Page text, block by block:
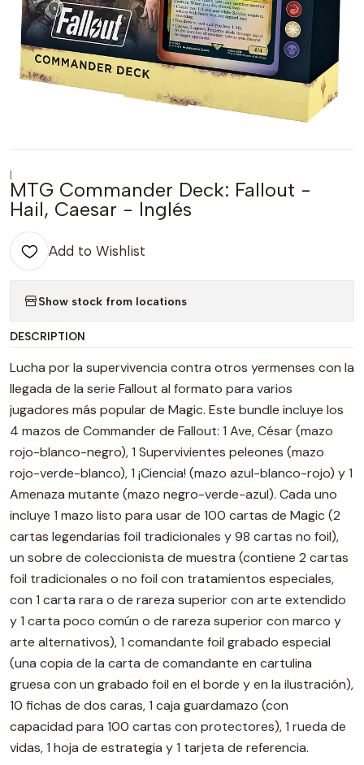
|
MTG Commander Deck: Fallout -
Hail, Caesar - Inglés
Add to Wishlist
Show stock from locations
DESCRIPTION
Lucha por la supervivencia contra otros yermenses con la
llegada de la serie Fallout al formato para varios
jugadores más popular de Magic. Este bundle incluye los
4 mazos de Commander de Fallout: 1 Ave, César (mazo
rojo-blanco-negro), 1 Supervivientes peleones (mazo
rojo-verde-blanco), 1 ¡Ciencia! (mazo azul-blanco-rojo) y 1
Amenaza mutante (mazo negro-verde-azul). Cada uno
incluye 1 mazo listo para usar de 100 cartas de Magic (2
cartas legendarias foil tradicionales y 98 cartas no foil),
un sobre de coleccionista de muestra (contiene 2 cartas
foil tradicionales o no foil con tratamientos especiales,
con 1 carta rara o de rareza superior con arte extendido
y 1 carta poco común o de rareza superior con marco y
arte alternativos), 1 comandante foil grabado especial
(una copia de la carta de comandante en cartulina
gruesa con un grabado foil en el borde y en la ilustración),
10 fichas de dos caras, 1 caja guardamazo (con
capacidad para 100 cartas con protectores), 1 rueda de
vidas, 1 hoja de estrategia y 1 tarjeta de referencia.